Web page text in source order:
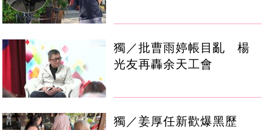
獨／批曹雨婷帳目亂 楊
光友再轟余天工會
獨／姜厚任新歡爆黑歷